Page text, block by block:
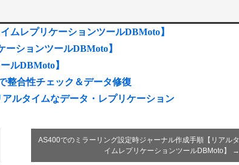
ムレプリケーションツールDBMoto】
ションツールDBMoto】
ルDBMoto】
整合性チェック＆データ修復
ルタイムなデータ・レプリケーション
AS400でのミラーリング設定時ジャーナル作成手順【リアルタ
イムレプリケーションツールDBMoto】
→